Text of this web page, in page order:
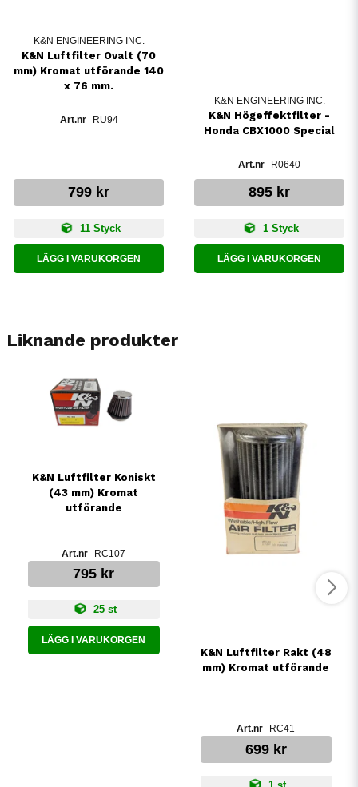
K&N ENGINEERING INC.
K&N Luftfilter Ovalt (70
mm) Kromat utförande 140
x 76 mm.
RU94
799 kr
11 Styck
LÄGG I VARUKORGEN
K&N ENGINEERING INC.
K&N Högeffektfilter -
Honda CBX1000 Special
R0640
895 kr
1 Styck
LÄGG I VARUKORGEN
Liknande produkter
K&N Luftfilter Koniskt
(43 mm) Kromat
utförande
RC107
795 kr
25 st
LÄGG I VARUKORGEN
K&N Luftfilter Rakt (48
mm) Kromat utförande
RC41
699 kr